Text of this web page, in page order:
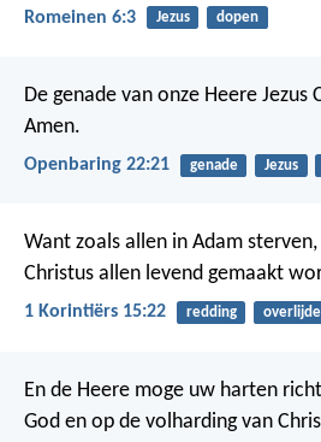
Romeinen 6:3 Jezus dopen
De genade van onze Heere Jezus
Amen.
Openbaring 22:21 genade Jezus
Want zoals allen in Adam
Christus allen levend gemaakt
1 Korintiërs 15:22 redding
En de Heere moge uw harten
God en op de volharding van